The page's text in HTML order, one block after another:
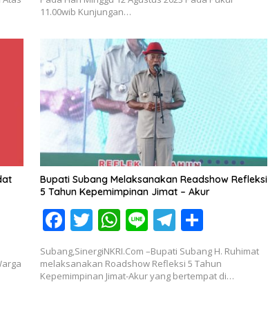
b
o
k
er s
A
p
p
a
m
11.00wib Kunjungan…
Bupati Subang Melaksanakan Readshow Refleksi
5 Tahun Kepemimpinan Jimat – Akur
F
ac
e
b
T
w
itt
er
W
h
at
s
Li
n
e
T
el
e
gr
S
h
ar
e
Subang,SinergiNKRI.Com –Bupati Subang H. Ruhimat
melaksanakan Roadshow Refleksi 5 Tahun
Kepemimpinan Jimat-Akur yang bertempat di…